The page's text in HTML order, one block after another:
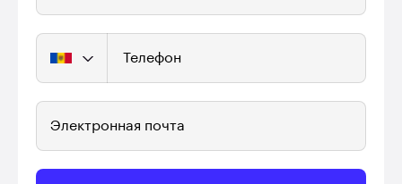
Телефон
Электронная почта